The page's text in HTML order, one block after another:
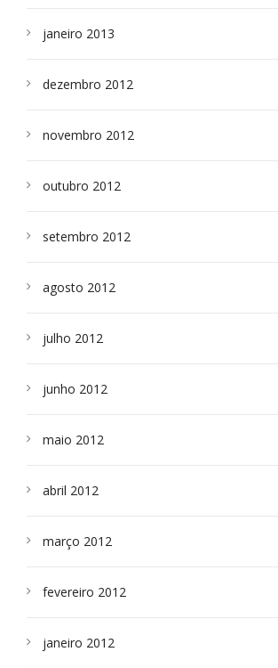
janeiro 2013
dezembro 2012
novembro 2012
outubro 2012
setembro 2012
agosto 2012
julho 2012
junho 2012
maio 2012
abril 2012
março 2012
fevereiro 2012
janeiro 2012